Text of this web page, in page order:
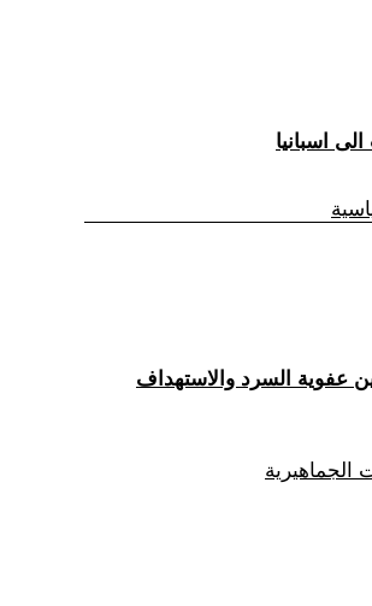
عفوية السرد والاستهداف
الجماهيرية